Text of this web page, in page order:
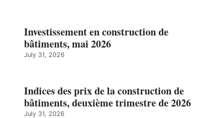
Investissement en construction de
bâtiments, mai 2026
July 31, 2026
Indices des prix de la construction de
bâtiments, deuxième trimestre de 2026
July 31, 2026